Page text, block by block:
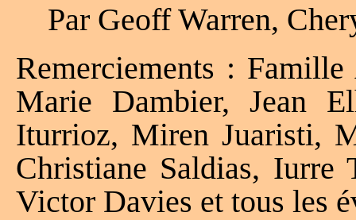
Par Geoff Warren,
Remerciements :
Marie Dambier, Jean
Iturrioz, Miren Juaristi,
Christiane Saldias,
Victor Davies et tous les